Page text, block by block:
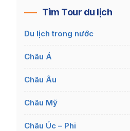
Tìm Tour du lịch
Du lịch trong nước
Châu Á
Châu Âu
Châu Mỹ
Châu Úc – Phi